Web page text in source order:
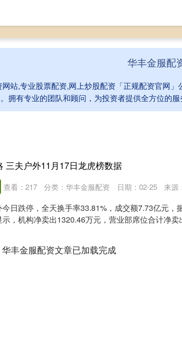
华丰金服配
站,专业股票配资,网上炒股配资「正规配资官网
拥有专业的团队和顾问，为投资者提供全方位的
三夫户外11月17日龙虎榜数据
日期：02-25 来源
查看： 217 分类： 华丰金服配资
日跌停，全天换手率33.81%，成交额7.73亿元，
，机构净卖出1320.46万元，营业部席位合计净卖
华丰金服配资文章已加载完成